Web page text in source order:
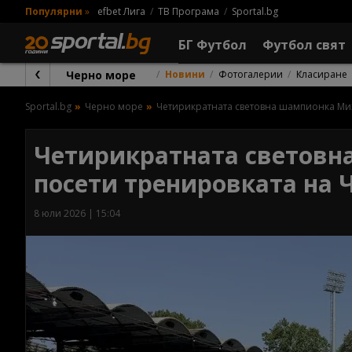
Популярни » efbet Лига ТВ Програма Sportal.bg
БГ Футбол Футбол свят
Черно море Новини Фотогалерии Класиране
Sportal.bg Черно море Четирикратната световна шампионка
Четирикратната
посети тренировката на
8 юли 2026 | 15:04